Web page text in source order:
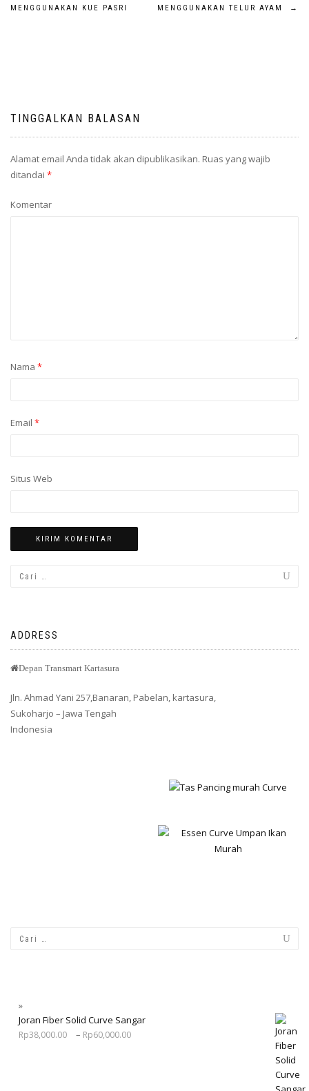
MENGGUNAKAN KUE PASRI
MENGGUNAKAN TELUR AYAM
→
TINGGALKAN BALASAN
Alamat email Anda tidak akan dipublikasikan. Ruas yang wajib
ditandai *
Komentar
Nama *
Email *
Situs Web
ADDRESS
Depan Transmart Kartasura
Jln. Ahmad Yani 257,Banaran, Pabelan, kartasura,
Sukoharjo – Jawa Tengah
Indonesia
Joran Fiber Solid Curve Sangar
Rp38,000.00 – Rp60,000.00